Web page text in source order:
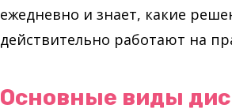
ежедневно и знает, какие
действительно работают на
Основные виды